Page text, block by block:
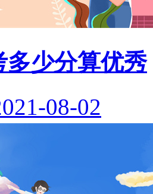
多少分算优秀
08-02